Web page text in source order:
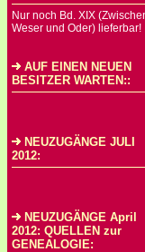
Nur noch Bd. XIX
Weser und Oder) lieferbar!
AUF EINEN NEUEN
BESITZER WARTEN::
NEUZUGÄNGE JULI
2012:
NEUZUGÄNGE April
2012: QUELLEN zur
GENEALOGIE: